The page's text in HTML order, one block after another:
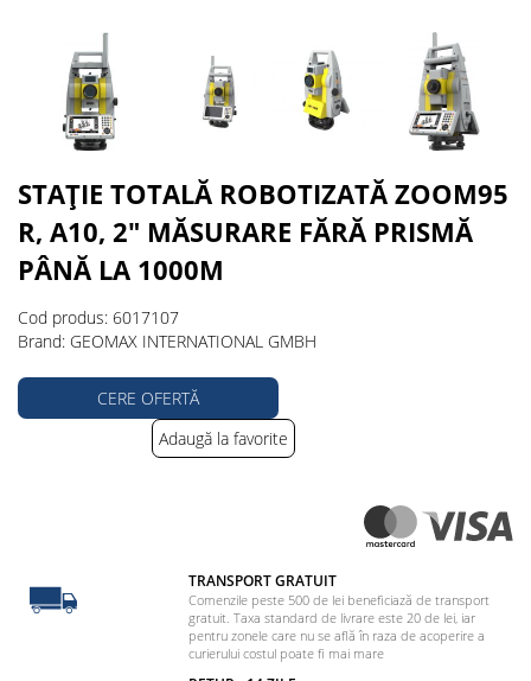
STAȚIE TOTALĂ ROBOTIZATĂ ZOOM95
R, A10, 2" MĂSURARE FĂRĂ PRISMĂ
PÂNĂ LA 1000M
Cod produs: 6017107
Brand: GEOMAX INTERNATIONAL GMBH
CERE OFERTĂ
Adaugă la favorite
TRANSPORT GRATUIT
Comenzile peste 500 de lei beneficiază de transport
gratuit. Taxa standard de livrare este 20 de lei, iar
pentru zonele care nu se află în raza de acoperire a
curierului costul poate fi mai mare